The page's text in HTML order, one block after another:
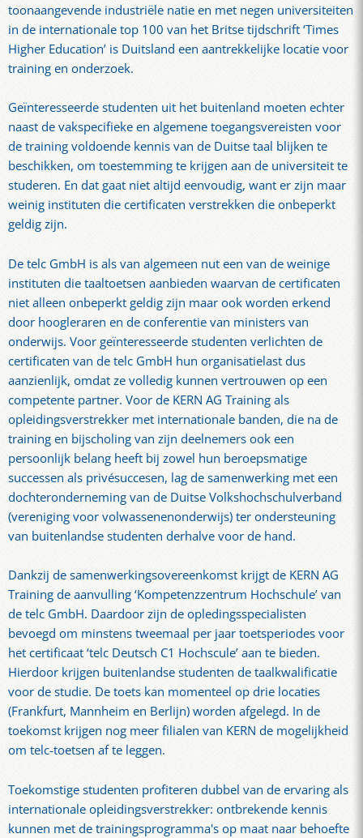
toonaangevende industriële natie en met negen universiteiten
in de internationale top 100 van het Britse tijdschrift ‘Times
Higher Education’ is Duitsland een aantrekkelijke locatie voor
training en onderzoek.
Geïnteresseerde studenten uit het buitenland moeten echter
naast de vakspecifieke en algemene toegangsvereisten voor
de training voldoende kennis van de Duitse taal blijken te
beschikken, om toestemming te krijgen aan de universiteit te
studeren. En dat gaat niet altijd eenvoudig, want er zijn maar
weinig instituten die certificaten verstrekken die onbeperkt
geldig zijn.
De telc GmbH is als van algemeen nut een van de weinige
instituten die taaltoetsen aanbieden waarvan de certificaten
niet alleen onbeperkt geldig zijn maar ook worden erkend
door hoogleraren en de conferentie van ministers van
onderwijs. Voor geïnteresseerde studenten verlichten de
certificaten van de telc GmbH hun organisatielast dus
aanzienlijk, omdat ze volledig kunnen vertrouwen op een
competente partner. Voor de KERN AG Training als
opleidingsverstrekker met internationale banden, die na de
training en bijscholing van zijn deelnemers ook een
persoonlijk belang heeft bij zowel hun beroepsmatige
successen als privésuccesen, lag de samenwerking met een
dochteronderneming van de Duitse Volkshochschulverband
(vereniging voor volwassenenonderwijs) ter ondersteuning
van buitenlandse studenten derhalve voor de hand.
Dankzij de samenwerkingsovereenkomst krijgt de KERN AG
Training de aanvulling ‘Kompetenzzentrum Hochschule’ van
de telc GmbH. Daardoor zijn de opledingsspecialisten
bevoegd om minstens tweemaal per jaar toetsperiodes voor
het certificaat ‘telc Deutsch C1 Hochscule’ aan te bieden.
Hierdoor krijgen buitenlandse studenten de taalkwalificatie
voor de studie. De toets kan momenteel op drie locaties
(Frankfurt, Mannheim en Berlijn) worden afgelegd. In de
toekomst krijgen nog meer filialen van KERN de mogelijkheid
om telc-toetsen af te leggen.
Toekomstige studenten profiteren dubbel van de ervaring als
internationale opleidingsverstrekker: ontbrekende kennis
kunnen met de trainingsprogramma's op maat naar behoefte